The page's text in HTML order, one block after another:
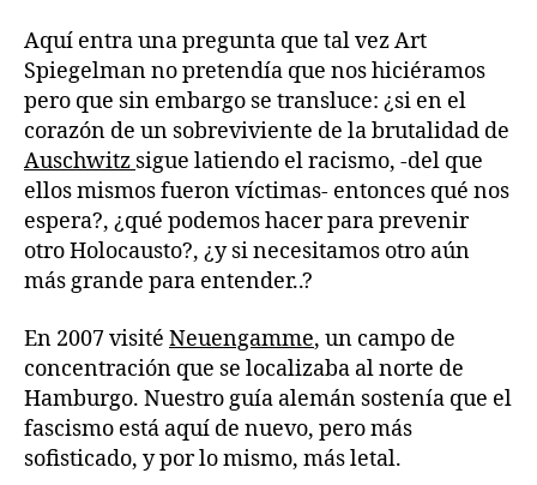
Aquí entra una pregunta que tal vez Art
Spiegelman no pretendía que nos hiciéramos
pero que sin embargo se transluce: ¿si en el
corazón de un sobreviviente de la brutalidad de
Auschwitz sigue latiendo el racismo, -del que
ellos mismos fueron víctimas- entonces qué nos
espera?, ¿qué podemos hacer para prevenir
otro Holocausto?, ¿y si necesitamos otro aún
más grande para entender..?
En 2007 visité Neuengamme, un campo de
concentración que se localizaba al norte de
Hamburgo. Nuestro guía alemán sostenía que el
fascismo está aquí de nuevo, pero más
sofisticado, y por lo mismo, más letal.